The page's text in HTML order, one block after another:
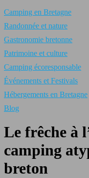
Camping en Bretagne
Randonnée et nature
Gastronomie bretonne
Patrimoine et culture
Camping écoresponsable
Événements et Festivals
Hébergements en Bretagne
Blog
Le frêche à
camping
breton